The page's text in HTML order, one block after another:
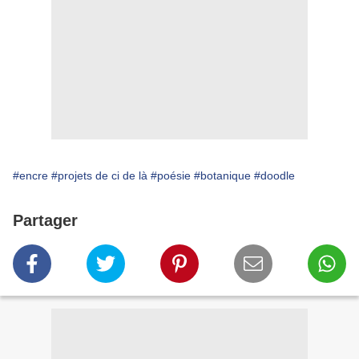
#encre #projets de ci de là #poésie #botanique #doodle
Partager